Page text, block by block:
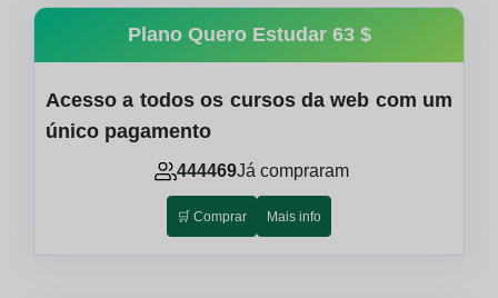
Plano Quero Estudar 63 $
Acesso a todos os cursos da web com um
único pagamento
444469Já compraram
🛒 Comprar Mais info